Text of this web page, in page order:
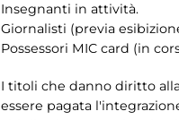
Insegnanti in attività.
Giornalisti (previa
Possessori MIC card (in
I titoli che danno diritto
essere pagata